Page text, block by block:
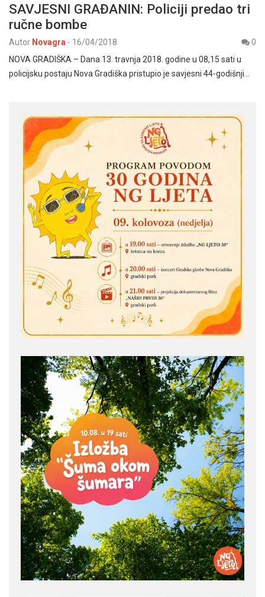
SAVJESNI GRAĐANIN: Policiji predao tri
ručne bombe
Autor Novagra - 16/04/2018
0
NOVA GRADIŠKA – Dana 13. travnja 2018. godine u 08,15 sati u
policijsku postaju Nova Gradiška pristupio je savjesni 44-godišnji…